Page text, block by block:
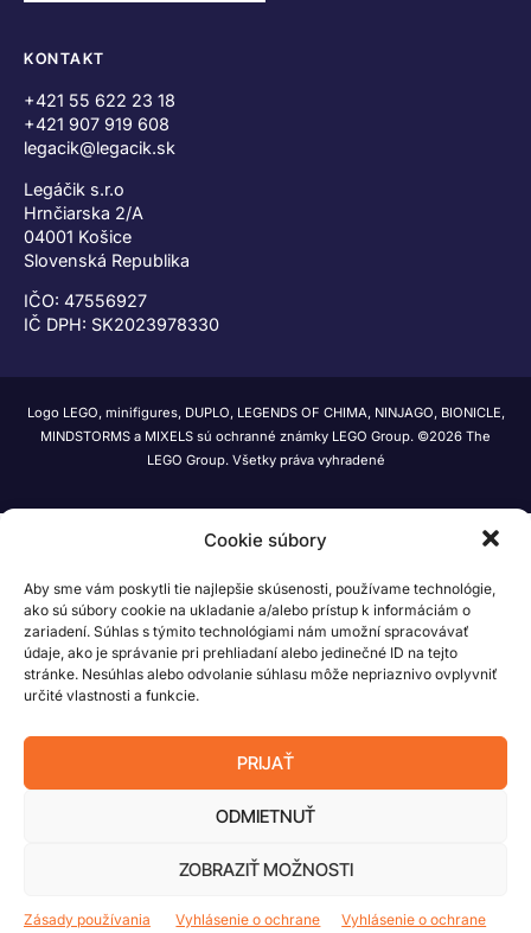
Cookie súbory
Aby sme vám poskytli tie najlepšie skúsenosti, používame technológie,
ako sú súbory cookie na ukladanie a/alebo prístup k informáciám o
zariadení. Súhlas s týmito technológiami nám umožní spracovávať
údaje, ako je správanie pri prehliadaní alebo jedinečné ID na tejto
stránke. Nesúhlas alebo odvolanie súhlasu môže nepriaznivo ovplyvniť
určité vlastnosti a funkcie.
PRIJAŤ
ODMIETNUŤ
ZOBRAZIŤ MOŽNOSTI
Zásady používania Vyhlásenie o ochrane Vyhlásenie o ochrane
KONTAKT
+421 55 622 23 18
+421 907 919 608
legacik@legacik.sk
Legáčik s.r.o
Hrnčiarska 2/A
04001 Košice
Slovenská Republika
IČO: 47556927
IČ DPH: SK2023978330
Logo LEGO, minifigures, DUPLO, LEGENDS OF CHIMA, NINJAGO, BIONICLE,
MINDSTORMS a MIXELS sú ochranné známky LEGO Group. ©2026 The
LEGO Group. Všetky práva vyhradené